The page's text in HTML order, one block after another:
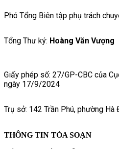
Phó Tổng Biên tập phụ trách
Tổng Thư ký: Hoàng Văn Vượng
Giấy phép số: 27/GP-CBC của
ngày 17/9/2024
Trụ sở: 142 Trần Phú, phường Hà
THÔNG TIN TÒA SOẠN